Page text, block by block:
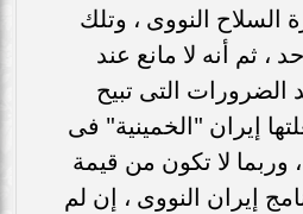
السلاح النووى ، وتلك
، ثم أنه لا مانع عند
الضرورات التى تبيح
إيران "الخمينية" فى
وربما لا تكون من قيمة
إيران النووى ، إن لم